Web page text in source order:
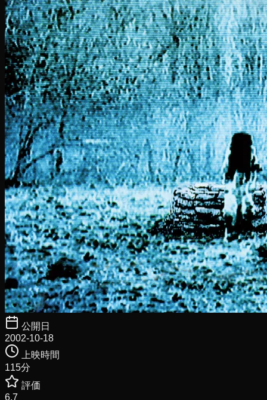
公開日
2002-10-18
上映時間
115分
評価
6.7